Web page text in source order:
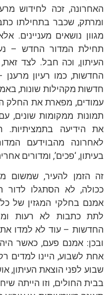
האחרונה, זכה לחידוש
ומרתק, שכבר בתחילתו
מגוון נושאים מעניינים.
תחילת המדור החדש –
העיתון, וכה חבל. לצד
החדשות, כמו רעיון
חדשות מקהילות שונות,
עמודים, מפארת את החלק
תמונות ממקומות שונים,
את הידיעה בתמציתיות.
לאחרונה מהבוידעם
בעיתון, ‘פכים’, ומדורים
זה הזמן להעיר, שמשום
ככולה, לא הסתגלו לדור
אמנם בחלקי המגזין של
לתת כתבות לא רעות
החדשות – עוד לא למדו
ובכן: אמנם פעם, כאשר היה
אחת לשבוע, היינו למדים
שבוע לפני הוצאת העיתון,
בבית החולים, וזו הייתה